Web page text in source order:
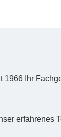
1966 Ihr
erfahrenes